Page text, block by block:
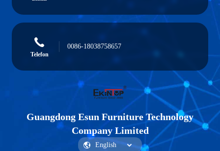
Telefon
0086-18038758657
Guangdong Esun Furniture Technology
Company Limited